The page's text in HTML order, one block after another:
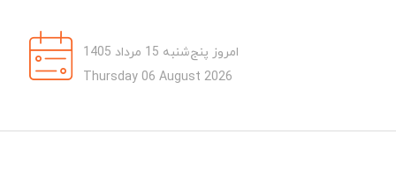
امروز پنج‌شنبه 15 مرداد 1405
Thursday 06 August 2026